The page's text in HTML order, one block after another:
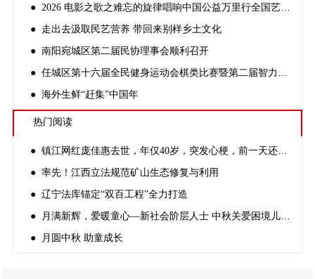
● 2026 电影之歌之难忘的旋律唱响中国公益万里行全国艺术大汇演
● 走出去汲取民艺营养 带回来别样乡土文化
● 南阳宛城区第二届民协理事会顺利召开
● 海外生鲜“赶集”中国年
热门阅读
● 镇江网红庞佳惠去世，年仅40岁，突发心梗，前一天还好好的
● 率先！江西立法规范矿山生态修复与利用
● 辽宁法库锚定“双百工程”全力打造
● 月满新辉，爱暖童心—新社会阶层人士 中秋关爱困境儿童活动
● 月圆中秋 助童成长